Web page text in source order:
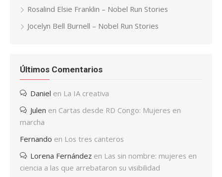
Rosalind Elsie Franklin – Nobel Run Stories
Jocelyn Bell Burnell – Nobel Run Stories
Últimos Comentarios
Daniel en La IA creativa
Julen en Cartas desde RD Congo: Mujeres en
marcha
Fernando en Los tres canteros
Lorena Fernández en Las sin nombre: mujeres en
ciencia a las que arrebataron su visibilidad